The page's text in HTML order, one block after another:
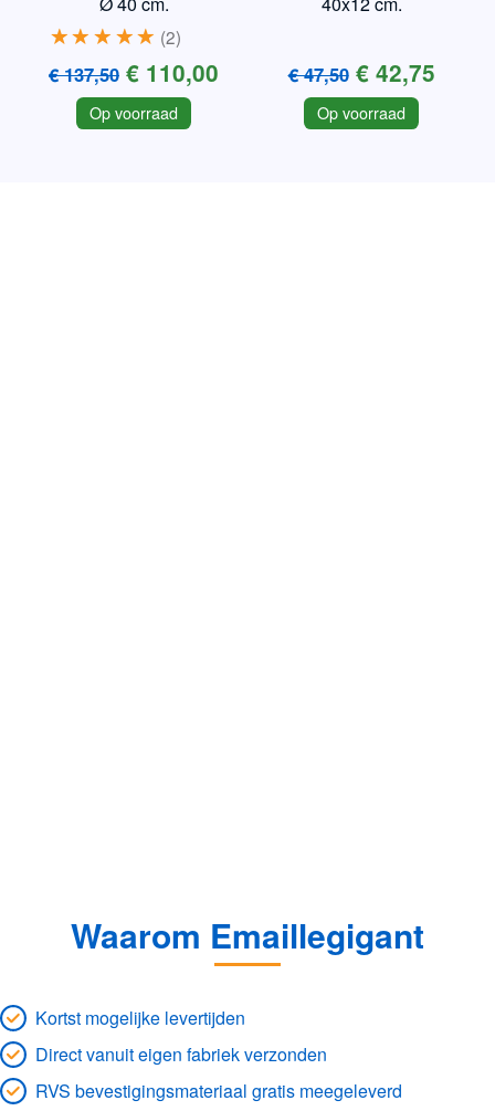
2
€ 137,50 € 110,00
Op voorraad
€ 47,50 € 42,75
Op voorraad
Waarom Emaillegigant
Kortst mogelijke levertijden
Direct vanuit eigen fabriek verzonden
RVS bevestigingsmateriaal gratis meegeleverd